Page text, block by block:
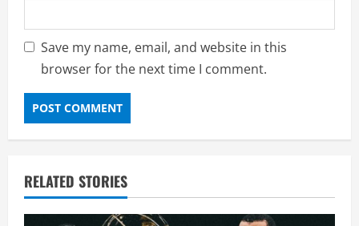
Save my name, email, and website in this
browser for the next time I comment.
RELATED STORIES